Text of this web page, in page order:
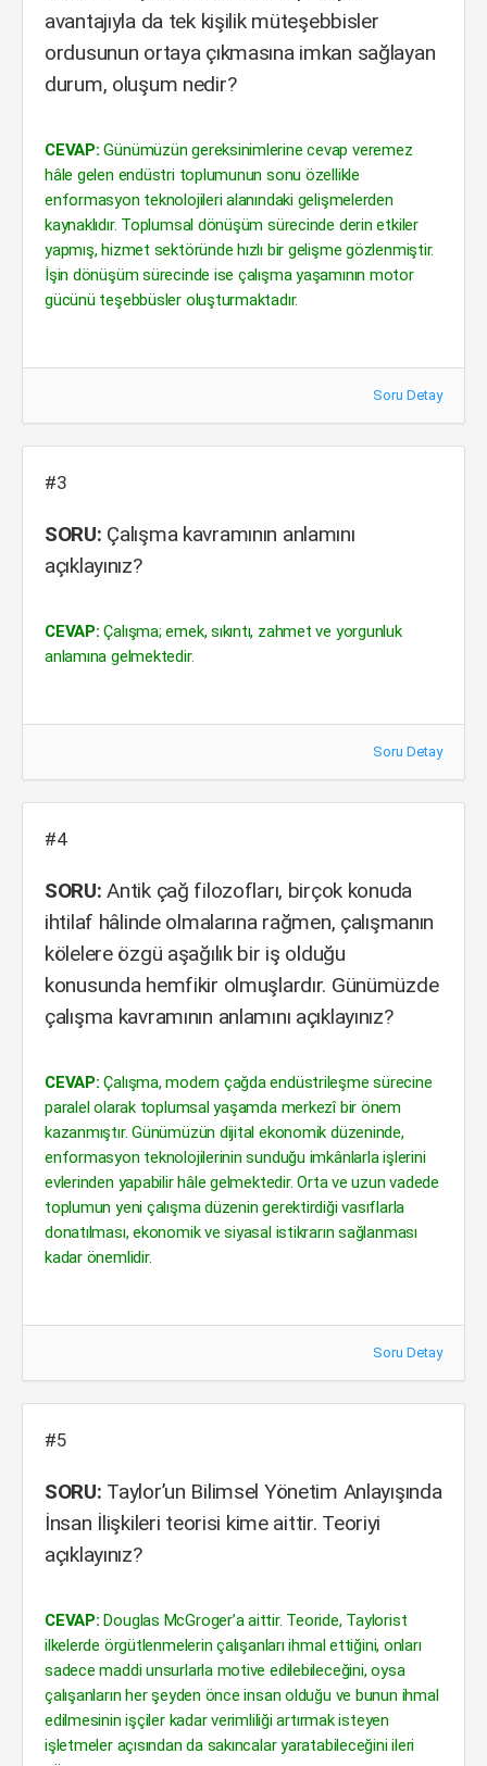
avantajıyla da tek kişilik müteşebbisler
ordusunun ortaya çıkmasına imkan sağlayan
durum, oluşum nedir?
CEVAP: Günümüzün gereksinimlerine cevap veremez
hâle gelen endüstri toplumunun sonu özellikle
enformasyon teknolojileri alanındaki gelişmelerden
kaynaklıdır. Toplumsal dönüşüm sürecinde derin etkiler
yapmış, hizmet sektöründe hızlı bir gelişme gözlenmiştir.
İşin dönüşüm sürecinde ise çalışma yaşamının motor
gücünü teşebbüsler oluşturmaktadır.
Soru Detay
#3
SORU: Çalışma kavramının anlamını
açıklayınız?
CEVAP: Çalışma; emek, sıkıntı, zahmet ve yorgunluk
anlamına gelmektedir.
Soru Detay
#4
SORU: Antik çağ filozofları, birçok konuda
ihtilaf hâlinde olmalarına rağmen, çalışmanın
kölelere özgü aşağılık bir iş olduğu
konusunda hemfikir olmuşlardır. Günümüzde
çalışma kavramının anlamını açıklayınız?
CEVAP: Çalışma, modern çağda endüstrileşme sürecine
paralel olarak toplumsal yaşamda merkezî bir önem
kazanmıştır. Günümüzün dijital ekonomik düzeninde,
enformasyon teknolojilerinin sunduğu imkânlarla işlerini
evlerinden yapabilir hâle gelmektedir. Orta ve uzun vadede
toplumun yeni çalışma düzenin gerektirdiği vasıflarla
donatılması, ekonomik ve siyasal istikrarın sağlanması
kadar önemlidir.
Soru Detay
#5
SORU: Taylor’un Bilimsel Yönetim Anlayışında
İnsan İlişkileri teorisi kime aittir. Teoriyi
açıklayınız?
CEVAP: Douglas McGroger’a aittir. Teoride, Taylorist
ilkelerde örgütlenmelerin çalışanları ihmal ettiğini, onları
sadece maddi unsurlarla motive edilebileceğini, oysa
çalışanların her şeyden önce insan olduğu ve bunun ihmal
edilmesinin işçiler kadar verimliliği artırmak isteyen
işletmeler açısından da sakıncalar yaratabileceğini ileri